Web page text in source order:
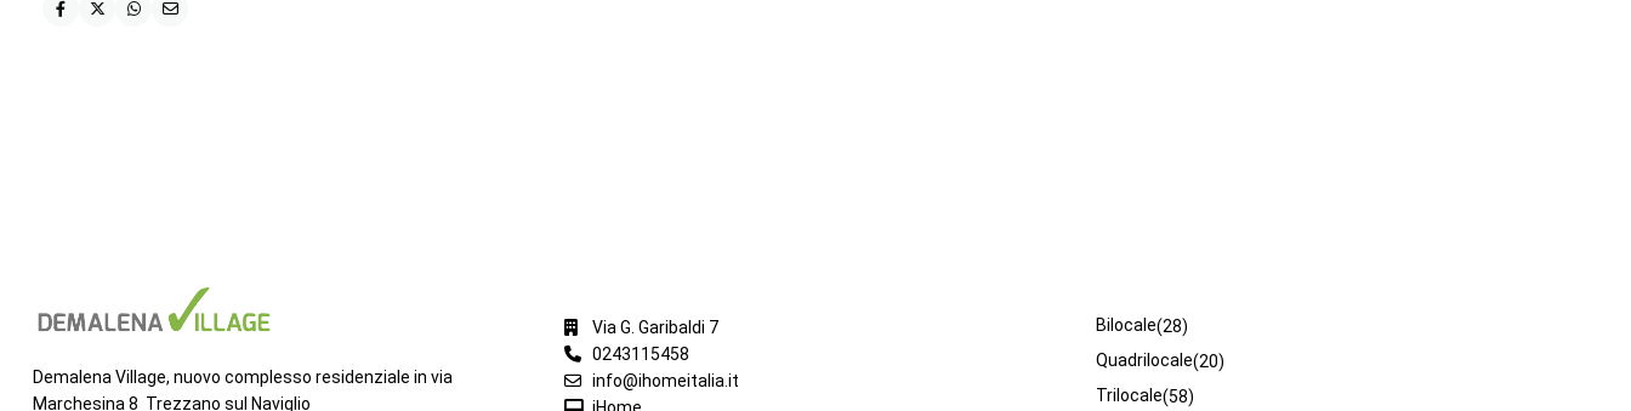
Demalena Village, nuovo complesso residenziale in via
Marchesina 8 Trezzano sul Naviglio
Via G. Garibaldi 7
0243115458
info@ihomeitalia.it
Bilocale(28)
Quadrilocale(20)
Trilocale(58)